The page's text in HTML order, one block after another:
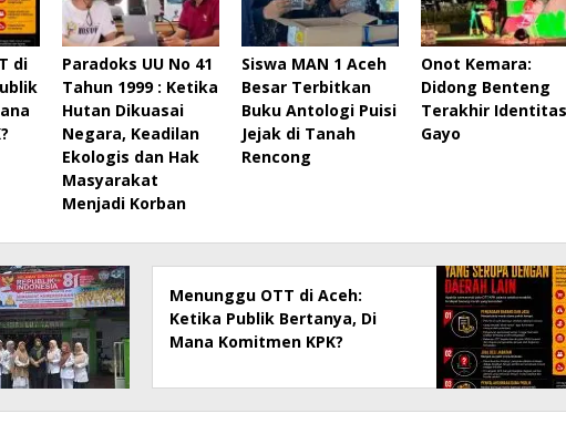
di
Paradoks UU No 41
Tahun 1999 : Ketika
Hutan Dikuasai
Negara, Keadilan
Ekologis dan Hak
Masyarakat
Menjadi Korban
Siswa MAN 1 Aceh
Besar Terbitkan
Buku Antologi Puisi
Jejak di Tanah
Rencong
Onot Kemara:
Didong Benteng
Terakhir Identitas
Gayo
Menunggu OTT di Aceh:
Ketika Publik Bertanya, Di
Mana Komitmen KPK?